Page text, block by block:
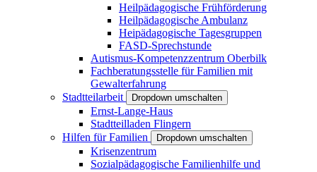
Heilpädagogische Frühförderung
Heilpädagogische Ambulanz
Heipädagogische Tagesgruppen
FASD-Sprechstunde
Autismus-Kompetenzzentrum Oberbilk
Fachberatungsstelle für Familien mit
Gewalterfahrung
Stadtteilarbeit
Dropdown umschalten
Ernst-Lange-Haus
Stadtteilladen Flingern
Hilfen für Familien
Dropdown umschalten
Krisenzentrum
Sozialpädagogische Familienhilfe und